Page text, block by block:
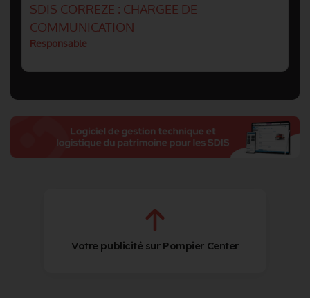
SDIS CORREZE : CHARGEE DE
COMMUNICATION
Responsable
Votre publicité sur Pompier Center